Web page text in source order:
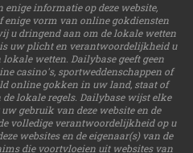
informatie op deze website,
enige vorm van online gokdiensten
u dringend aan om de lokale wetten
uw plicht en verantwoordelijkheid u
wetten. Dailybase geeft geen
casino's, sportweddenschappen of
online gokken in uw land, staat of
lokale regels. Dailybase wijst elke
gebruik van deze website en de
volledige verantwoordelijkheid op u
websites en de eigenaar(s) van de
die voortvloeien uit websites van